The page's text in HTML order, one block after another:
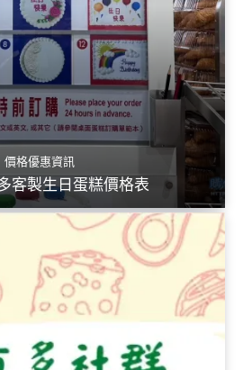
價格優惠資訊
客製生日蛋糕價格表